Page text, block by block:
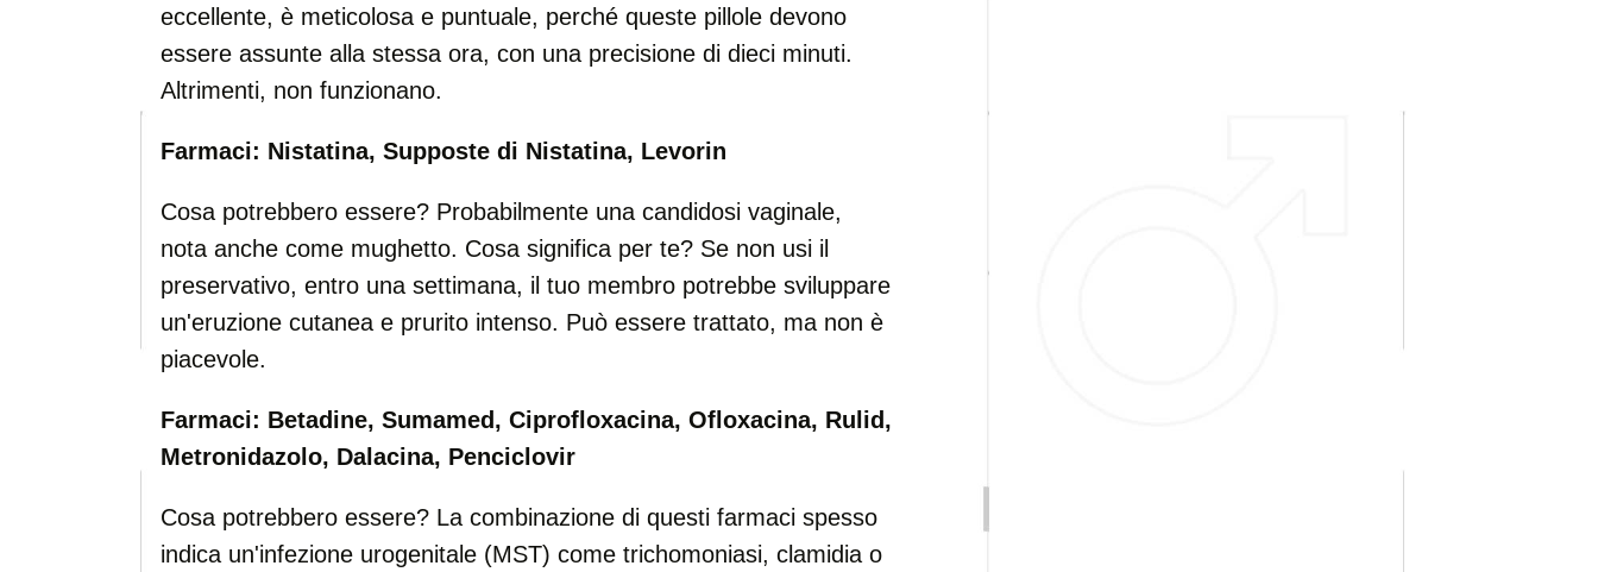
eccellente, è meticolosa e puntuale, perché queste pillole devono
essere assunte alla stessa ora, con una precisione di dieci minuti.
Altrimenti, non funzionano.
Farmaci: Nistatina, Supposte di Nistatina, Levorin
Cosa potrebbero essere? Probabilmente una candidosi vaginale,
nota anche come mughetto. Cosa significa per te? Se non usi il
preservativo, entro una settimana, il tuo membro potrebbe sviluppare
un'eruzione cutanea e prurito intenso. Può essere trattato, ma non è
piacevole.
Farmaci: Betadine, Sumamed, Ciprofloxacina, Ofloxacina, Rulid,
Metronidazolo, Dalacina, Penciclovir
Cosa potrebbero essere? La combinazione di questi farmaci spesso
indica un'infezione urogenitale (MST) come trichomoniasi, clamidia o